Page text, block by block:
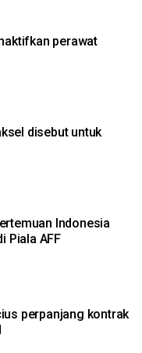
perawat
disebut untuk
Indonesia
Piala AFF